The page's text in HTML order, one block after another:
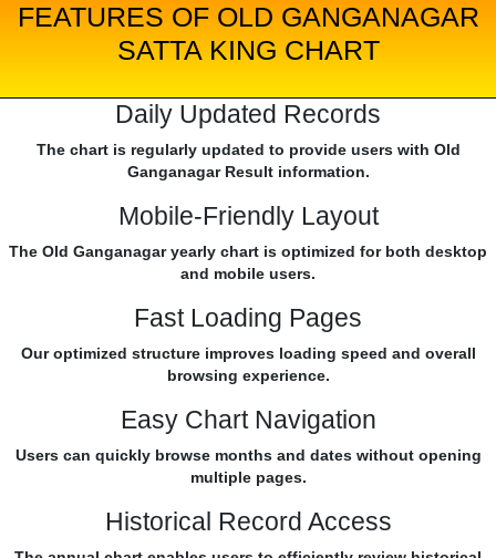
FEATURES OF OLD GANGANAGAR
SATTA KING CHART
Daily Updated Records
The chart is regularly updated to provide users with Old
Ganganagar Result information.
Mobile-Friendly Layout
The Old Ganganagar yearly chart is optimized for both desktop
and mobile users.
Fast Loading Pages
Our optimized structure improves loading speed and overall
browsing experience.
Easy Chart Navigation
Users can quickly browse months and dates without opening
multiple pages.
Historical Record Access